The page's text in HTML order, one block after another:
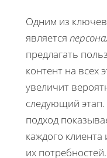
Одним из
является
предлагать
контент на всех
увеличит
следующий
подход
каждого
их потребностей.